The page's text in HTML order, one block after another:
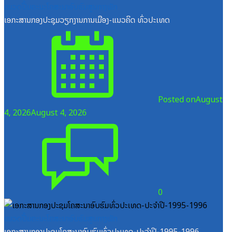
ເອກະສານກອງປະຊຸມວຽກງານການເມືອງ-ແນວຄິດ ທົ່ວປະເທດ
Posted onAugust
4, 2026August 4, 2026
0